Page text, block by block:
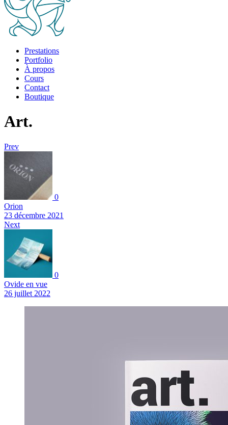
Prestations
Portfolio
À propos
Cours
Contact
Boutique
Art.
Prev
0
Orion
23 décembre 2021
Next
0
Ovide en vue
26 juillet 2022